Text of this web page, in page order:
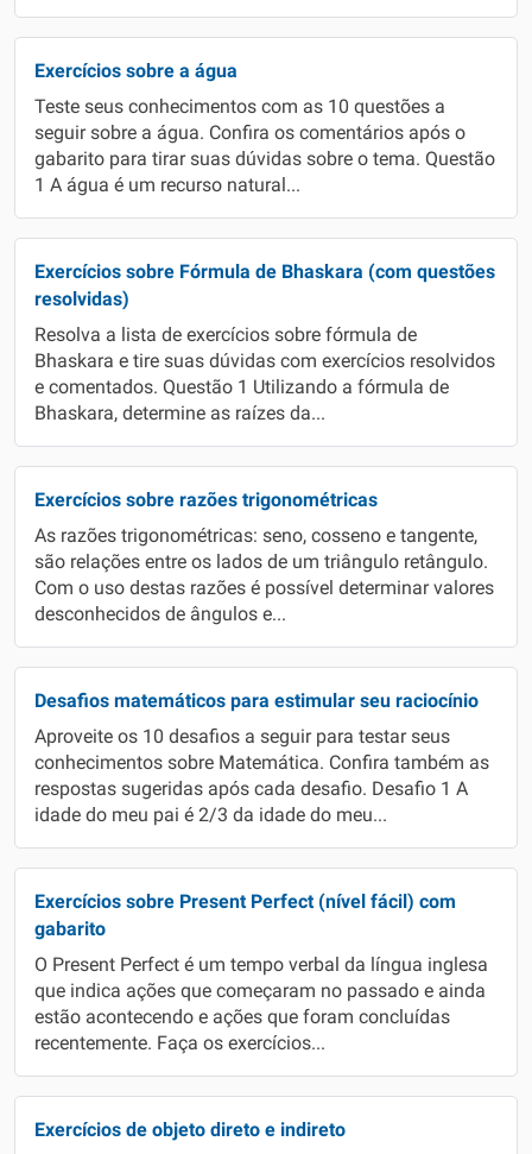
Exercícios sobre a água
Teste seus conhecimentos com as 10 questões a
seguir sobre a água. Confira os comentários após o
gabarito para tirar suas dúvidas sobre o tema. Questão
1 A água é um recurso natural...
Exercícios sobre Fórmula de Bhaskara (com questões
resolvidas)
Resolva a lista de exercícios sobre fórmula de
Bhaskara e tire suas dúvidas com exercícios resolvidos
e comentados. Questão 1 Utilizando a fórmula de
Bhaskara, determine as raízes da...
Exercícios sobre razões trigonométricas
As razões trigonométricas: seno, cosseno e tangente,
são relações entre os lados de um triângulo retângulo.
Com o uso destas razões é possível determinar valores
desconhecidos de ângulos e...
Desafios matemáticos para estimular seu raciocínio
Aproveite os 10 desafios a seguir para testar seus
conhecimentos sobre Matemática. Confira também as
respostas sugeridas após cada desafio. Desafio 1 A
idade do meu pai é 2/3 da idade do meu...
Exercícios sobre Present Perfect (nível fácil) com
gabarito
O Present Perfect é um tempo verbal da língua inglesa
que indica ações que começaram no passado e ainda
estão acontecendo e ações que foram concluídas
recentemente. Faça os exercícios...
Exercícios de objeto direto e indireto